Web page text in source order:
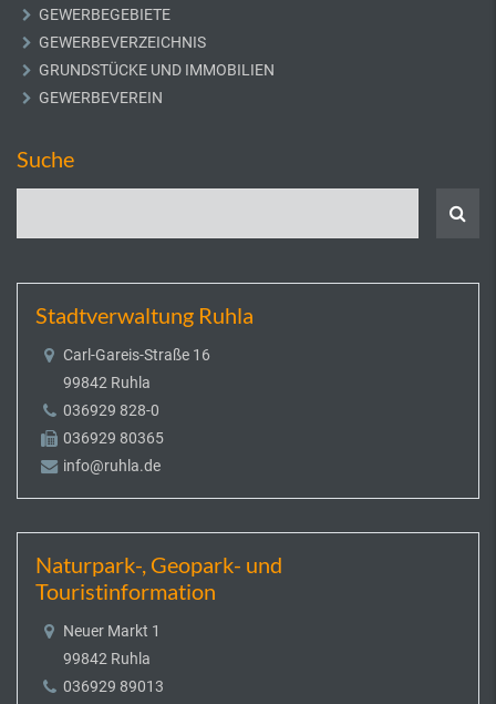
GEWERBEGEBIETE
GEWERBEVERZEICHNIS
GRUNDSTÜCKE UND IMMOBILIEN
GEWERBEVEREIN
Suche
Stadtverwaltung Ruhla
Carl-Gareis-Straße 16
99842 Ruhla
036929 828-0
036929 80365
info@ruhla.de
Naturpark-, Geopark- und
Touristinformation
Neuer Markt 1
99842 Ruhla
036929 89013